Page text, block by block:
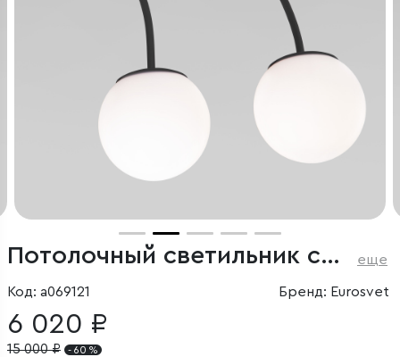
Потолочный светильник со стеклянным плафоном еще
Код: a069121 Бренд: Eurosvet
6 020 ₽
15 000₽ - 60 %